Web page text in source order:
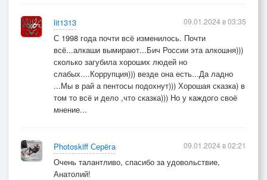
И припрётся, тварь, хоть тресни!
Но у нас надёжный план –
Гад Кондрат достал винчестер,
Гад Петрусь – достал наган.
Взяли всё, что захотели,
Всё прощающая Русь!
lit1313
С 1998 года почти всё изменилось. Почти
всё...алкаши вымирают...Бич России эта алкошня)))
сколько загубила хороших людей но
слабых....Коррупция))) везде она есть...Да ладно
...Мы в рай а пентосы подохнут))) Хорошая сказка) в
том то всё и дело ,что сказка))) Но у каждого своё
мнение...
09.01.2024 в 03:35
Photoskiff Серёга
Очень талантливо, спасибо за удовольствие,
Анатолий!
09.01.2024 в 02:21